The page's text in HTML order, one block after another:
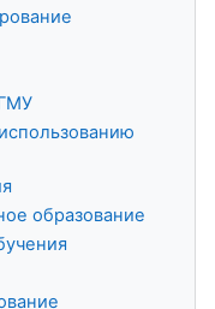
образование